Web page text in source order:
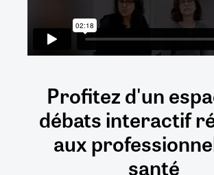
Profitez d'un
débatsinteractif
aux
santé